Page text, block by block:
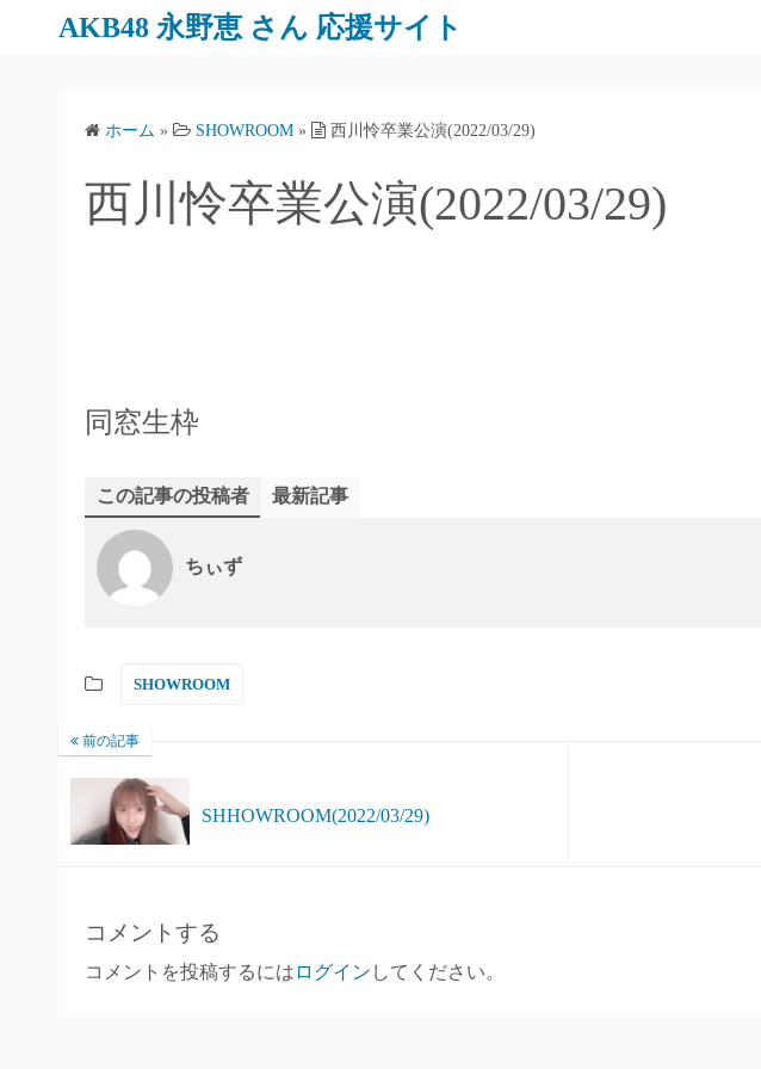
AKB48 永野恵 さん 応援サイト
ホーム » SHOWROOM » 西川怜卒業公演(2022/03/29)
西川怜卒業公演(2022/03/29)
同窓生枠
この記事の投稿者 最新記事
ちぃず
SHOWROOM
前の記事
SHHOWROOM(2022/03/29)
コメントする
コメントを投稿するには ログイン してください。